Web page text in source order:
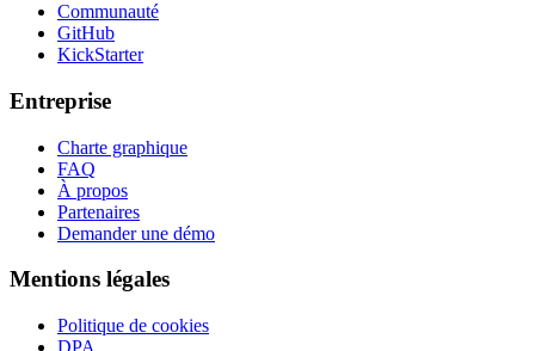
Communauté
GitHub
KickStarter
Entreprise
Charte graphique
FAQ
À propos
Partenaires
Demander une démo
Mentions légales
Politique de cookies
DPA